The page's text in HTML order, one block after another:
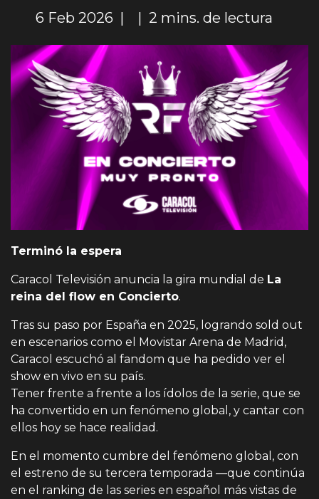
6 Feb 2026 2 mins. de lectura
Terminó la espera
Caracol Televisión anuncia la gira mundial de La
reina del flow en Concierto.
Tras su paso por España en 2025, logrando sold out
en escenarios como el Movistar Arena de Madrid,
Caracol escuchó al fandom que ha pedido ver el
show en vivo en su país.
Tener frente a frente a los ídolos de la serie, que se
ha convertido en un fenómeno global, y cantar con
ellos hoy se hace realidad.
En el momento cumbre del fenómeno global, con
el estreno de su tercera temporada —que continúa
en el ranking de las series en español más vistas de